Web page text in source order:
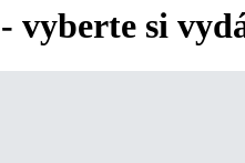
vyberte si